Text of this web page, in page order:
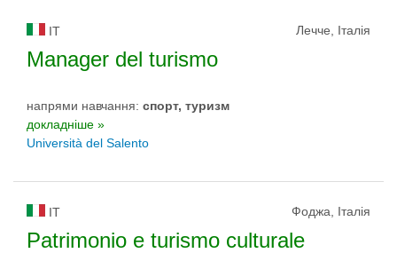
IT Лечче, Італія
Manager del turismo
напрями навчання: спорт, туризм
докладніше »
Università del Salento
IT Фоджа, Італія
Patrimonio e turismo culturale